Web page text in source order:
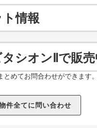
情報
シオンⅡで販
めてお問合わせができます。